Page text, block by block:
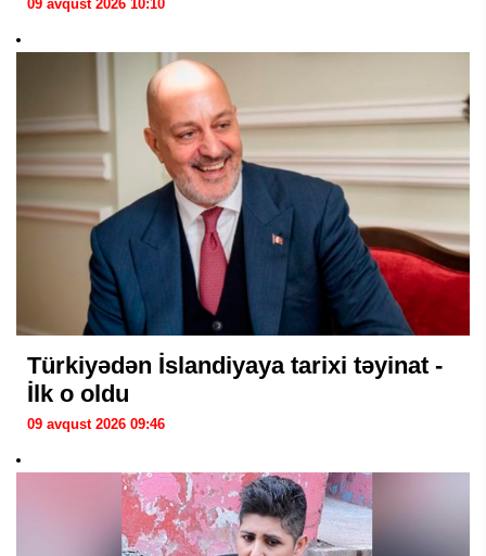
09 avqust 2026 10:10
Türkiyədən İslandiyaya tarixi təyinat -
İlk o oldu
09 avqust 2026 09:46